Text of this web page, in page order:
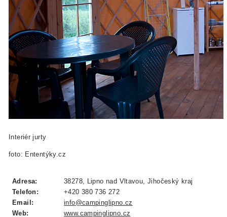
Interiér jurty
foto: Ententýky.cz
Adresa:
38278, Lipno nad Vltavou, Jihočeský kraj
Telefon:
+420 380 736 272
Email:
info@campinglipno.cz
Web:
www.campinglipno.cz